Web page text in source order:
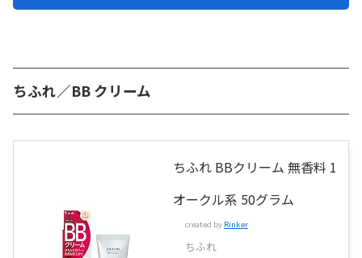
ちふれ／BB クリーム
ちふれ BBクリーム 無香料 1
オークル系 50グラム
created by Rinker
ちふれ